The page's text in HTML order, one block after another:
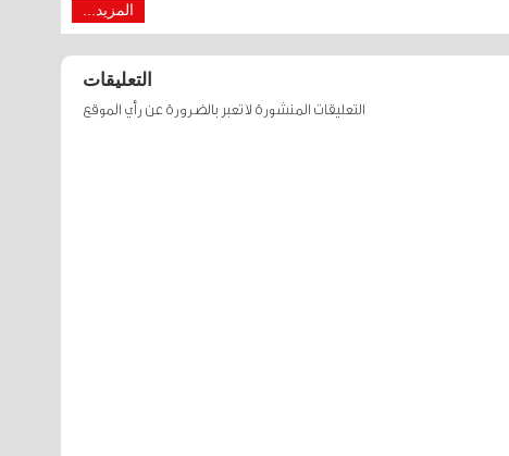
المزيد...
التعليقات
التعليقات المنشورة لا تعبر بالضرورة عن رأي الموقع